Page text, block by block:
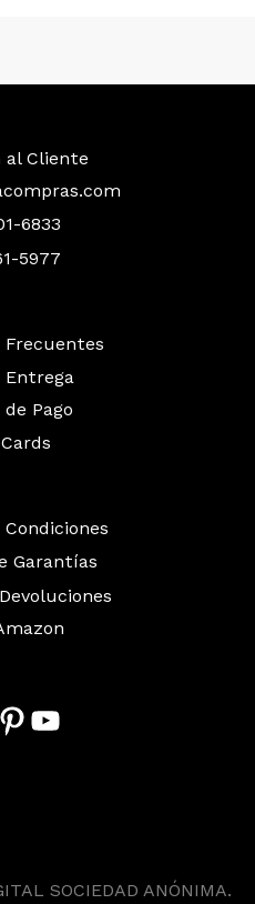
al Cliente
6833
5977
Frecuentes
Entrega
Pago
Garantías
Twitter
Pinterest
SOCIEDAD ANÓNIMA.